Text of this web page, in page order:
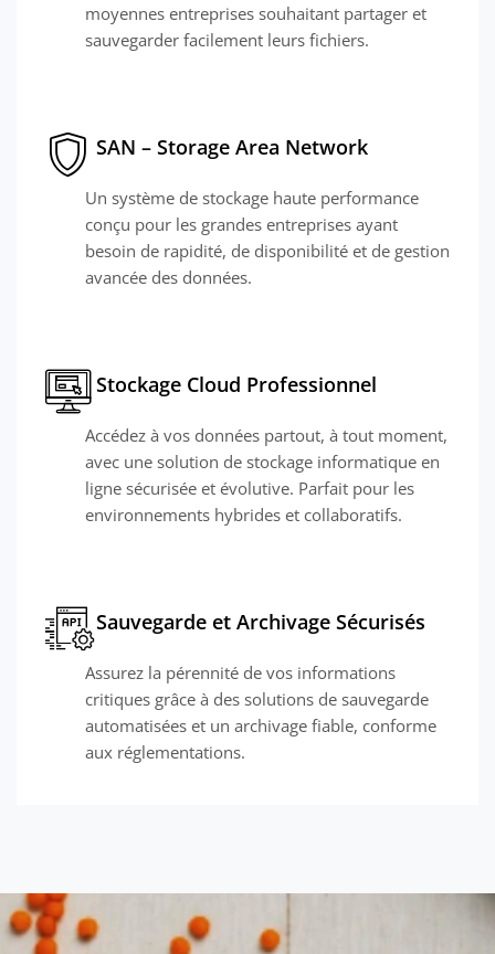
moyennes entreprises souhaitant partager et
sauvegarder facilement leurs fichiers.
SAN – Storage Area Network
Un système de stockage haute performance
conçu pour les grandes entreprises ayant
besoin de rapidité, de disponibilité et de gestion
avancée des données.
Stockage Cloud Professionnel
Accédez à vos données partout, à tout moment,
avec une solution de stockage informatique en
ligne sécurisée et évolutive. Parfait pour les
environnements hybrides et collaboratifs.
Sauvegarde et Archivage Sécurisés
Assurez la pérennité de vos informations
critiques grâce à des solutions de sauvegarde
automatisées et un archivage fiable, conforme
aux réglementations.